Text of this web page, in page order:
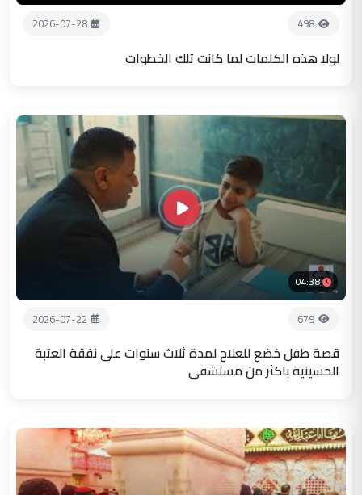
498
2026-07-28
لولا هذه الكلمات لما كانت تلك الخطوات
04:38
679
2026-07-22
قصة طفل خضع للعلاج لمدة ثلاث سنوات على نفقة العتبة
الحسينية باكثر من مستشفى